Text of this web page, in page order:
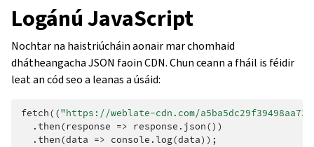
Logánú JavaScript
Nochtar na haistriúcháin aonair mar chomhaid
dhátheangacha JSON faoin CDN. Chun ceann a fháil is féidir
leat an cód seo a leanas a úsáid:
fetch(("https://weblate-cdn.com/
. then(response => response . json())
. then(data => console . log(data));